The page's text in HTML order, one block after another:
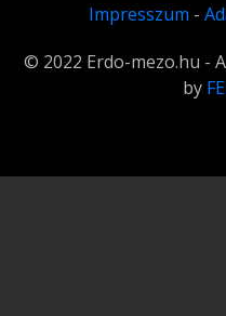
Impresszum -
© 2022 Erdo-mezo.hu -
by